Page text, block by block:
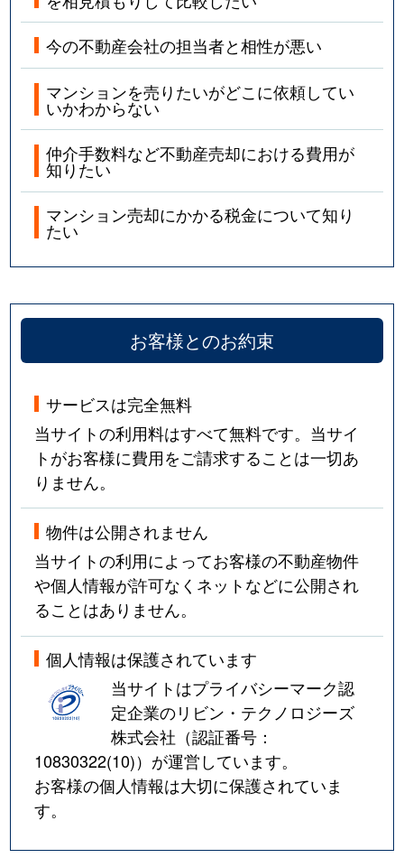
放出西
2,400万円 今福鶴見 徒歩15分
東中浜
4,100万円 深江橋 徒歩11分
東中浜
2,100万円 深江橋 徒歩10分
東中浜
2,100万円 深江橋 徒歩10分
東中浜
2,100万円 深江橋 徒歩10分
東中浜
東中浜
2,100万円 深江橋 徒歩10分
東中浜
2,100万円 深江橋 徒歩10分
東中浜
2,100万円
東中浜
2,200万円 深江橋 徒歩10分
東中浜
東中浜
720万円
東中浜
1,700万円 緑橋 徒歩6分
東中浜
2,200万円 緑橋
東中浜
2,100万円 緑橋 徒歩10分
東中浜
2,200万円 緑橋
古市
3,500万円 今福鶴見 徒歩10分
古市
5,100万円 新森古市 徒歩3分
今の不動産会社の担当者と相性が悪い
マンションを売りたいがどこに依頼してい
いかわからない
仲介手数料など不動産売却における費用が
知りたい
マンション売却にかかる税金について知り
たい
お客様とのお約束
サービスは完全無料
当サイトの利用料はすべて無料です。当サイ
トがお客様に費用をご請求することは一切あ
りません。
物件は公開されません
当サイトの利用によってお客様の不動産物件
や個人情報が許可なくネットなどに公開され
ることはありません。
個人情報は保護されています
当サイトはプライバシーマーク認
定企業のリビン・テクノロジーズ
株式会社（認証番号：
10830322(10)）が運営しています。
お客様の個人情報は大切に保護されていま
す。